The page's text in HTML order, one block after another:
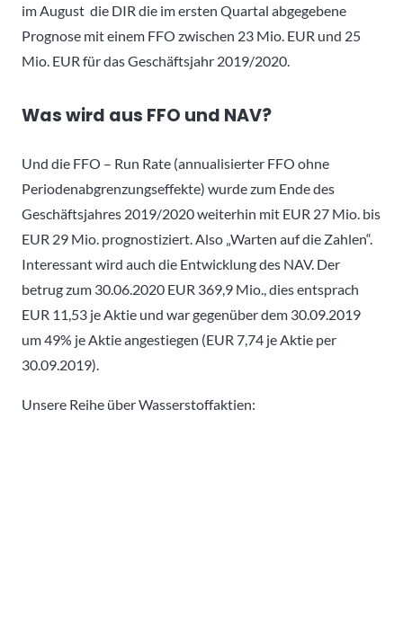
im August die DIR die im ersten Quartal abgegebene
Prognose mit einem FFO zwischen 23 Mio. EUR und 25
Mio. EUR für das Geschäftsjahr 2019/2020.
Was wird aus FFO und NAV?
Und die FFO – Run Rate (annualisierter FFO ohne
Periodenabgrenzungseffekte) wurde zum Ende des
Geschäftsjahres 2019/2020 weiterhin mit EUR 27 Mio. bis
EUR 29 Mio. prognostiziert. Also „Warten auf die Zahlen“.
Interessant wird auch die Entwicklung des NAV. Der
betrug zum 30.06.2020 EUR 369,9 Mio., dies entsprach
EUR 11,53 je Aktie und war gegenüber dem 30.09.2019
um 49% je Aktie angestiegen (EUR 7,74 je Aktie per
30.09.2019).
Unsere Reihe über Wasserstoffaktien: